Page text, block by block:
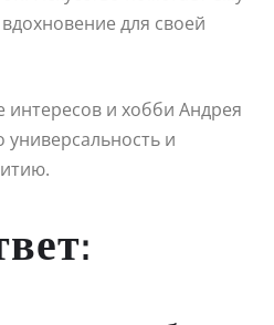
для своей
и хобби Андрея
универсальность и